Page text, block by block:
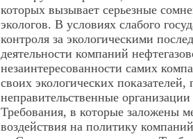
которых вызывает серьезные
экологов. В условиях слабого
контроля за экологическими
деятельности компаний
незаинтересованности самих
своих экологических
неправительственные
Требования, в которые заложены
воздействия на политику